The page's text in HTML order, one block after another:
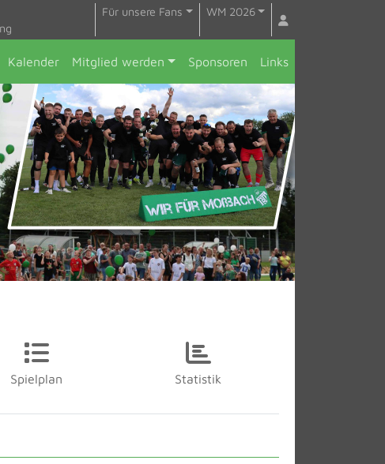
Für unsere Fans WM 2026
Kalender Mitglied werden Sponsoren Links
Spielplan Statistik